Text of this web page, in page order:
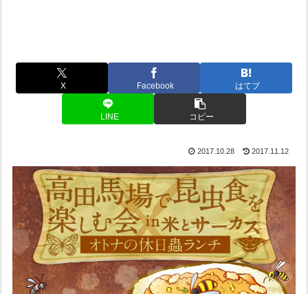
X Facebook はてブ
LINE コピー
2017.10.28 2017.11.12